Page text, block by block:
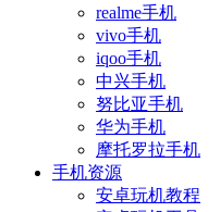
realme手机
vivo手机
iqoo手机
中兴手机
努比亚手机
华为手机
摩托罗拉手机
手机资源
安卓玩机教程